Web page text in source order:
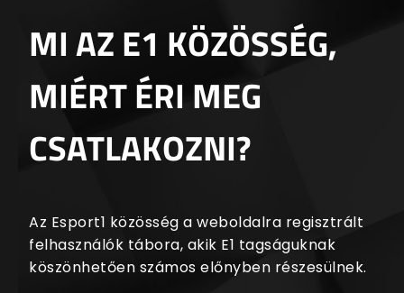
MI AZ E1 KÖZÖSSÉG,
MIÉRT ÉRI MEG
CSATLAKOZNI?
Az Esport1 közösség a weboldalra regisztrált
felhasználók tábora, akik E1 tagságuknak
köszönhetően számos előnyben részesülnek.